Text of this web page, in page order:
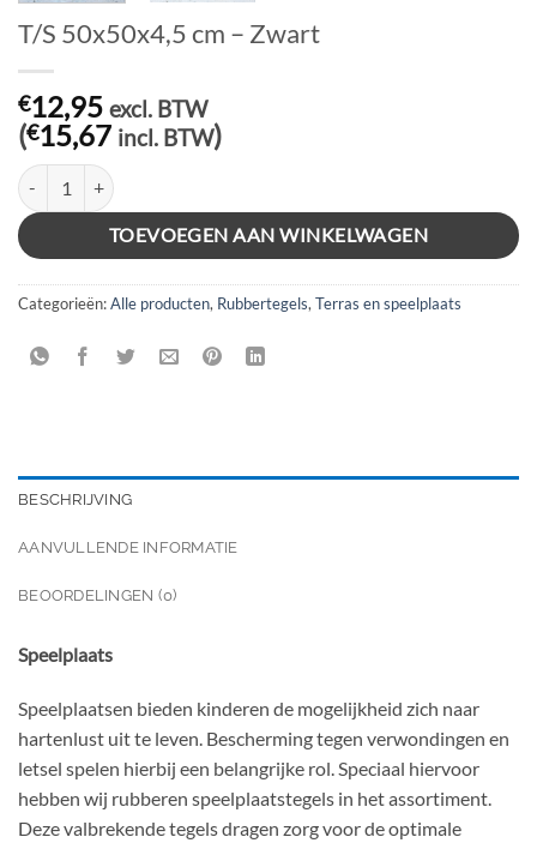
T/S 50x50x4,5 cm – Zwart
€12,95 excl. BTW
(€15,67 incl. BTW)
T/S 50x50x4,5 cm - Zwart aantal
TOEVOEGEN AAN WINKELWAGEN
Categorieën:Alle producten, Rubbertegels, Terras en speelplaats
BESCHRIJVING
AANVULLENDE INFORMATIE
BEOORDELINGEN (0)
Speelplaats
Speelplaatsen bieden kinderen de mogelijkheid zich naar
hartenlust uit te leven. Bescherming tegen verwondingen en
letsel spelen hierbij een belangrijke rol. Speciaal hiervoor
hebben wij rubberen speelplaatstegels in het assortiment.
Deze valbrekende tegels dragen zorg voor de optimale